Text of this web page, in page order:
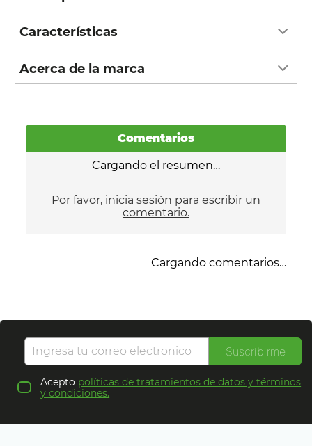
Características
Acerca de la marca
Comentarios
Cargando el resumen…
Por favor, inicia sesión para escribir un
comentario.
Cargando comentarios…
Suscribirme
Acepto políticas de tratamientos de datos y términos
y condiciones.